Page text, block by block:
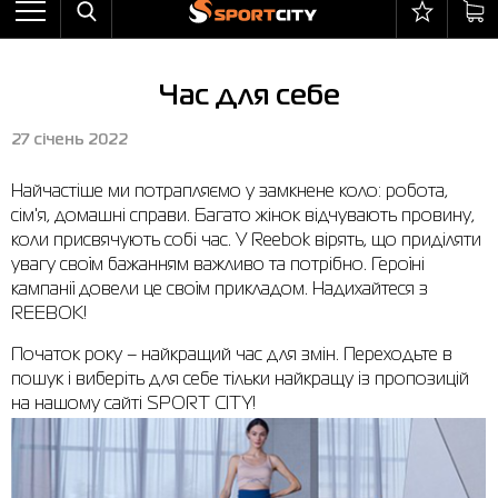
Назад
Вітрівки
Жилети
Комбінезони
Костюми
Купальники
Куртки
Легінси
Майки
Назад
Пляжне взуття
Напівчеревики
Сандалі
Чоботи
Назад
Бокс
Гірськолижний інвентар
М'ячі
Шкарпетки
Рукавиці
Плавання
Рюкзаки
Сумки
Назад
Asics
Columbia
Evoids
Jack Wolfskin
Larum
New Balance
Nike
Puma
Назад
Штани
Вітрівки
Костюми
Куртки
Легінси
Толстовки
Футболки
Черевики
Назад
Гарантія на товари
Магазини
Контакт центр
Програма лояльності
Часті питання (FAQ)
Новини
Особистий кабінет
Час для себе
27 січень 2022
Найчастіше ми потрапляємо у замкнене коло: робота,
сім'я, домашні справи. Багато жінок відчувають провину,
коли присвячують собі час. У Reebok вірять, що приділяти
увагу своїм бажанням важливо та потрібно. Героїні
кампанії довели це своїм прикладом. Надихайтеся з
REEBOK!
Початок року – найкращий час для змін. Переходьте в
пошук і виберіть для себе тільки найкращу із пропозицій
на нашому сайті SPORT CITY!